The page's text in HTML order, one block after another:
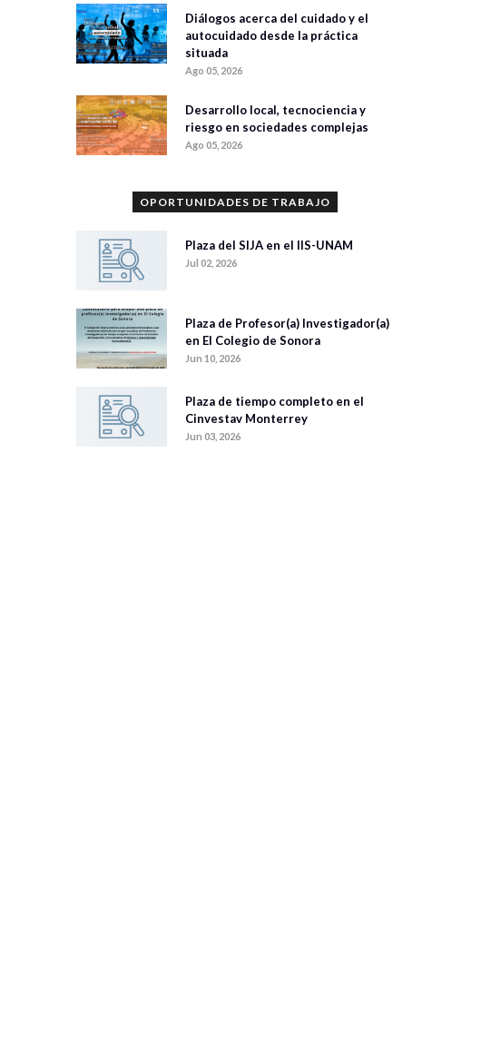
Diálogos acerca del cuidado y el
autocuidado desde la práctica
situada
Ago 05, 2026
Desarrollo local, tecnociencia y
riesgo en sociedades complejas
Ago 05, 2026
OPORTUNIDADES DE TRABAJO
Plaza del SIJA en el IIS-UNAM
Jul 02, 2026
Plaza de Profesor(a) Investigador(a)
en El Colegio de Sonora
Jun 10, 2026
Plaza de tiempo completo en el
Cinvestav Monterrey
Jun 03, 2026